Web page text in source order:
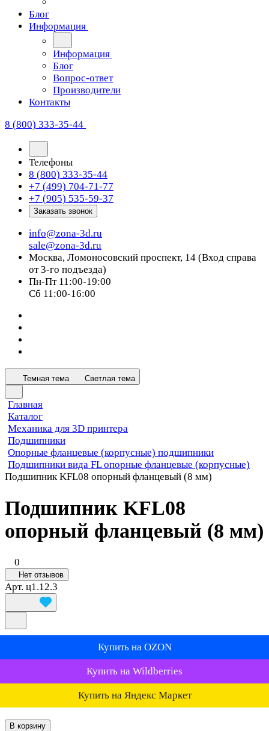
Блог
Информация
Информация
Блог
Вопрос-ответ
Производители
Контакты
8 (800) 333-35-44
Телефоны
8 (800) 333-35-44
+7 (499) 704-71-77
+7 (905) 535-59-37
Заказать звонок
info@zona-3d.ru
sale@zona-3d.ru
Москва, Ломоносовский проспект, 14 (Вход справа
от 3-го подъезда)
Пн-Пт 11:00-19:00
Сб 11:00-16:00
Темная тема Светлая тема
Главная
Каталог
Механика для 3D принтера
Подшипники
Опорные фланцевые (корпусные) подшипники
Подшипники вида FL опорные фланцевые (корпусные)
Подшипник KFL08 опорный фланцевый (8 мм)
Подшипник KFL08
опорный фланцевый (8 мм)
0
Нет отзывов
Арт. ц1.12.3
Купить на OZON
Купить на Wildberries
Купить на Яндекс Маркет
В корзину